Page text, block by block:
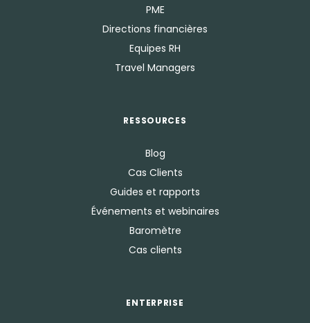
PME
Directions financières
Equipes RH
Travel Managers
RESSOURCES
Blog
Cas Clients
Guides et rapports
Événements et webinaires
Baromètre
Cas clients
ENTERPRISE